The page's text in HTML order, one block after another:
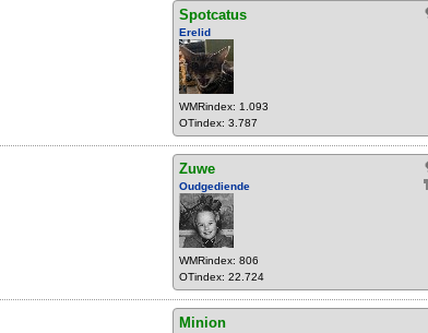
Spotcatus
Erelid
WMRindex: 1.093
OTindex: 3.787
Zuwe
Oudgediende
WMRindex: 806
OTindex: 22.724
Minion